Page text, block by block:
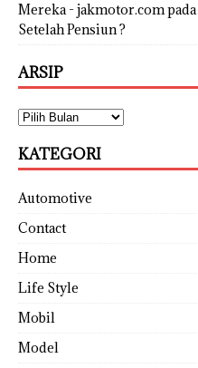
Mereka - jakmotor.compada
Setelah Pensiun ?
ARSIP
KATEGORI
Automotive
Contact
Home
Life Style
Mobil
Model